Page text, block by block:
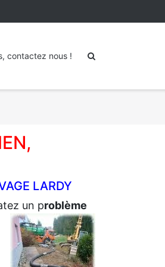
contactez nous !
LARDY
un problème